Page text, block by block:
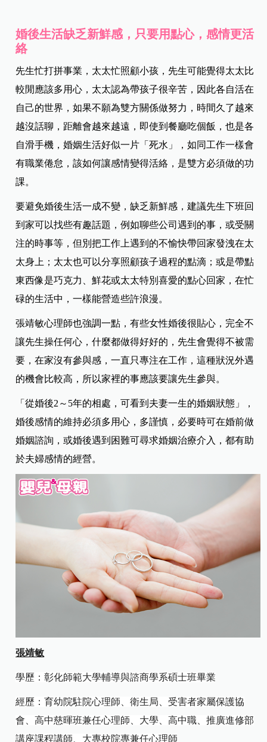
婚後生活缺乏新鮮感，只要用點心，感情更活
絡
先生忙打拼事業，太太忙照顧小孩，先生可能覺得太太比
較閒應該多用心，太太認為帶孩子很辛苦，因此各自活在
自己的世界，如果不願為雙方關係做努力，時間久了越來
越沒話聊，距離會越來越遠，即使到餐廳吃個飯，也是各
自滑手機，婚姻生活好似一片「死水」，如同工作一樣會
有職業倦怠，該如何讓感情變得活絡，是雙方必須做的功
課。
要避免婚後生活一成不變，缺乏新鮮感，建議先生下班回
到家可以找些有趣話題，例如聊些公司遇到的事，或受關
注的時事等，但別把工作上遇到的不愉快帶回家發洩在太
太身上；太太也可以分享照顧孩子過程的點滴；或是帶點
東西像是巧克力、鮮花或太太特別喜愛的點心回家，在忙
碌的生活中，一樣能營造些許浪漫。
張靖敏心理師也強調一點，有些女性婚後很貼心，完全不
讓先生操任何心，什麼都做得好好的，先生會覺得不被需
要，在家沒有參與感，一直只專注在工作，這種狀況外遇
的機會比較高，所以家裡的事應該要讓先生參與。
「從婚後2～5年的相處 ，可看到夫妻一生的婚姻狀態」，
婚後感情的維持必須多用心，多謹慎，必要時可在婚前做
婚姻諮詢，或婚後遇到困難可尋求婚姻治療介入，都有助
於夫婦感情的經營。
張靖敏
學歷：彰化師範大學輔導與諮商學系碩士班畢業
經歷：育幼院駐院心理師、衛生局、受害者家屬保護協
會、高中慈暉班兼任心理師、大學、高中職、推廣進修部
講座課程講師、大專校院專兼任心理師